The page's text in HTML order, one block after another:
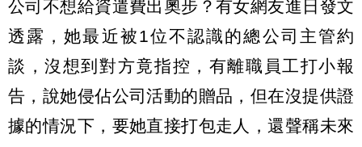
公司不想給資遣費出奧步？有女網友進日發文
透露，她最近被1位不認識的總公司主管約
談，沒想到對方竟指控，有離職員工打小報
告，說她侵佔公司活動的贈品，但在沒提供證
據的情況下，要她直接打包走人，還聲稱未來